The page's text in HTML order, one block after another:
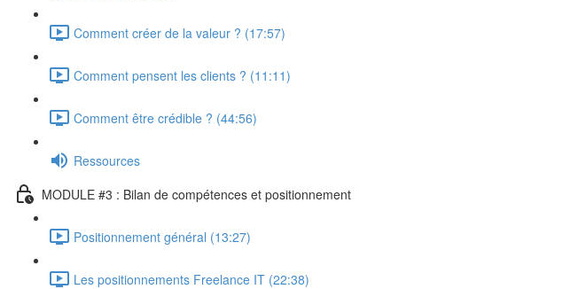
Comment créer de la valeur ? (17:57)
Comment pensent les clients ? (11:11)
Comment être crédible ? (44:56)
Ressources
MODULE #3 : Bilan de compétences et positionnement
Positionnement général (13:27)
Les positionnements Freelance IT (22:38)